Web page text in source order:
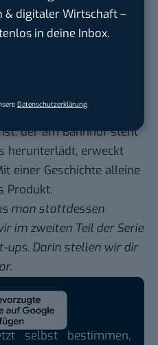
& digitaler Wirtschaft –
in deine Inbox.
Datenschutzerklärung.
für Start-ups
denken: Schön, wir
der am Bahnhof steht
herunterlädt, erweckt
einer Geschichte alleine
Produkt.
man stattdessen
im zweiten Teil der Serie
Darin stellen wir dir
selbst bestimmen,